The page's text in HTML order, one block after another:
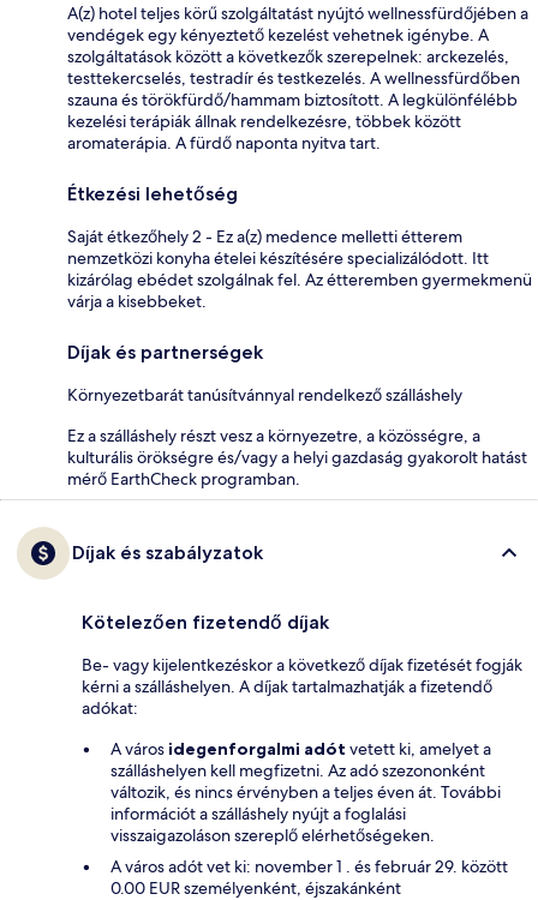
A(z) hotel teljes körű szolgáltatást nyújtó wellnessfürdőjében a
vendégek egy kényeztető kezelést vehetnek igénybe. A
szolgáltatások között a következők szerepelnek: arckezelés,
testtekercselés, testradír és testkezelés. A wellnessfürdőben
szauna és törökfürdő/hammam biztosított. A legkülönfélébb
kezelési terápiák állnak rendelkezésre, többek között
aromaterápia. A fürdő naponta nyitva tart.
Étkezési lehetőség
Saját étkezőhely 2 - Ez a(z) medence melletti étterem
nemzetközi konyha ételei készítésére specializálódott. Itt
kizárólag ebédet szolgálnak fel. Az étteremben gyermekmenü
várja a kisebbeket.
Díjak és partnerségek
Környezetbarát tanúsítvánnyal rendelkező szálláshely
Ez a szálláshely részt vesz a környezetre, a közösségre, a
kulturális örökségre és/vagy a helyi gazdaság gyakorolt hatást
mérő EarthCheck programban.
Díjak és szabályzatok
Kötelezően fizetendő díjak
Be- vagy kijelentkezéskor a következő díjak fizetését fogják
kérni a szálláshelyen. A díjak tartalmazhatják a fizetendő
adókat:
A városidegenforgalmi adót vetett ki, amelyet a
szálláshelyen kell megfizetni. Az adó szezononként
változik, és nincs érvényben a teljes éven át. További
információt a szálláshely nyújt a foglalási
visszaigazoláson szereplő elérhetőségeken.
A város adót vet ki: november 1 . és február 29. között
0.00 EUR személyenként, éjszakánként